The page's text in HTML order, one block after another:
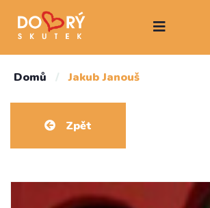
Domů / Jakub Janouš
Zpět